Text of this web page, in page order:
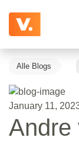
Alle Blogs
January 11,
Andre